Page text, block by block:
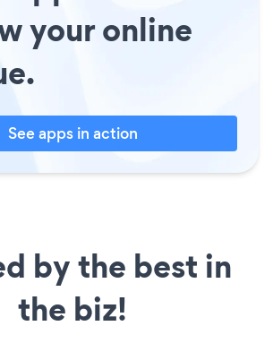
your online
See apps in action
by the best in
the biz!